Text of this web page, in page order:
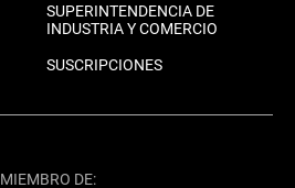
SUPERINTENDENCIA DE
INDUSTRIA Y COMERCIO
SUSCRIPCIONES
MIEMBRO DE: